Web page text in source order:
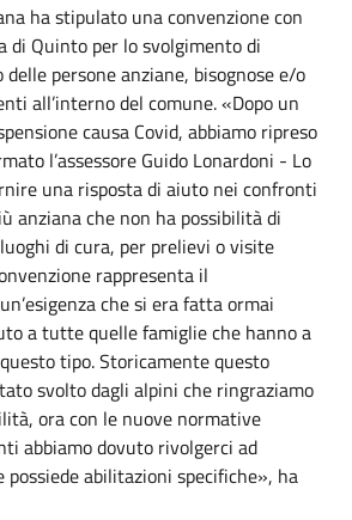
ha stipulato una convenzione con
di Quinto per lo svolgimento di
persone anziane, bisognose e/o
all’interno del comune. «Dopo un
causa Covid, abbiamo ripreso
l’assessore Guido Lonardoni - Lo
una risposta di aiuto nei confronti
anziana che non ha possibilità di
di cura, per prelievi o visite
rappresenta il
che si era fatta ormai
a tutte quelle famiglie che hanno a
tipo. Storicamente questo
svolto dagli alpini che ringraziamo
ora con le nuove normative
abbiamo dovuto rivolgerci ad
possiede abilitazioni specifiche», ha